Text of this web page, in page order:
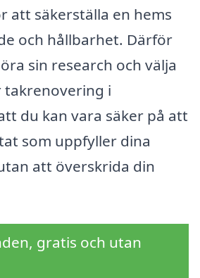
att säkerställa en hems
och hållbarhet. Därför
sin research och välja
i
du kan vara säker på att
som uppfyller dina
att överskrida din
gratis och utan